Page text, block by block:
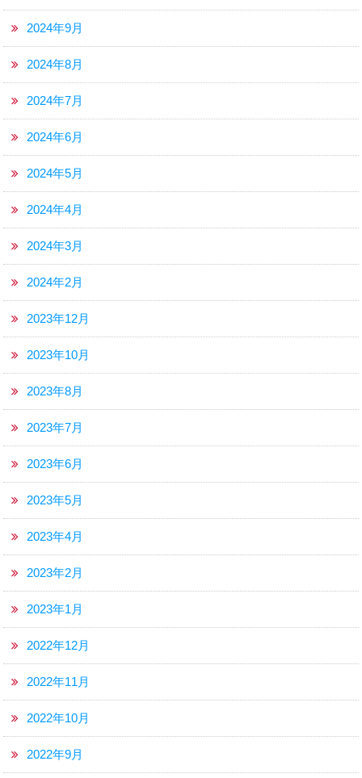
2024年9月
2024年8月
2024年7月
2024年6月
2024年5月
2024年4月
2024年3月
2024年2月
2023年12月
2023年10月
2023年8月
2023年7月
2023年6月
2023年5月
2023年4月
2023年2月
2023年1月
2022年12月
2022年11月
2022年10月
2022年9月